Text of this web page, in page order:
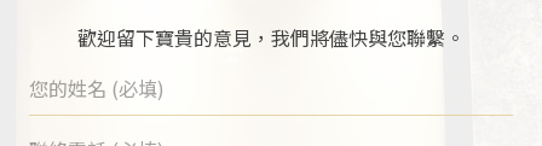
歡迎留下寶貴的意見，我們將儘快與您聯繫。